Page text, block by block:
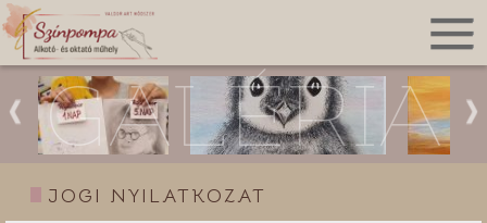
GALÉRIA
JOGI NYILATKOZAT